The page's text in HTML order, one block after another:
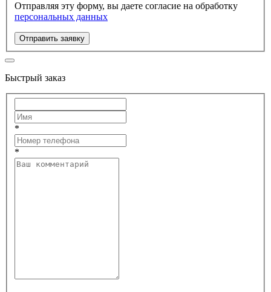
Отправляя эту форму, вы даете согласие на обработку
персональных данных
Отправить заявку
Быстрый заказ
*
*